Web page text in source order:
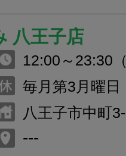
4:30 ドリンク
日、祝日:
（料理L.O. 翌
L.O. 翌0:30）
了時間の1時
八王子店
12:00～23:30
毎月第3月曜日
八王子市中町
---